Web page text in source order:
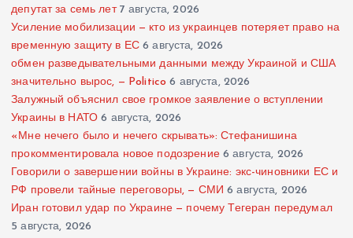
депутат за семь лет 7 августа, 2026
Усиление мобилизации — кто из украинцев потеряет право на
временную защиту в ЕС 6 августа, 2026
обмен разведывательными данными между Украиной и США
значительно вырос, — Politico 6 августа, 2026
Залужный объяснил свое громкое заявление о вступлении
Украины в НАТО 6 августа, 2026
«Мне нечего было и нечего скрывать»: Стефанишина
прокомментировала новое подозрение 6 августа, 2026
Говорили о завершении войны в Украине: экс-чиновники ЕС и
РФ провели тайные переговоры, — СМИ 6 августа, 2026
Иран готовил удар по Украине — почему Тегеран передумал
5 августа, 2026